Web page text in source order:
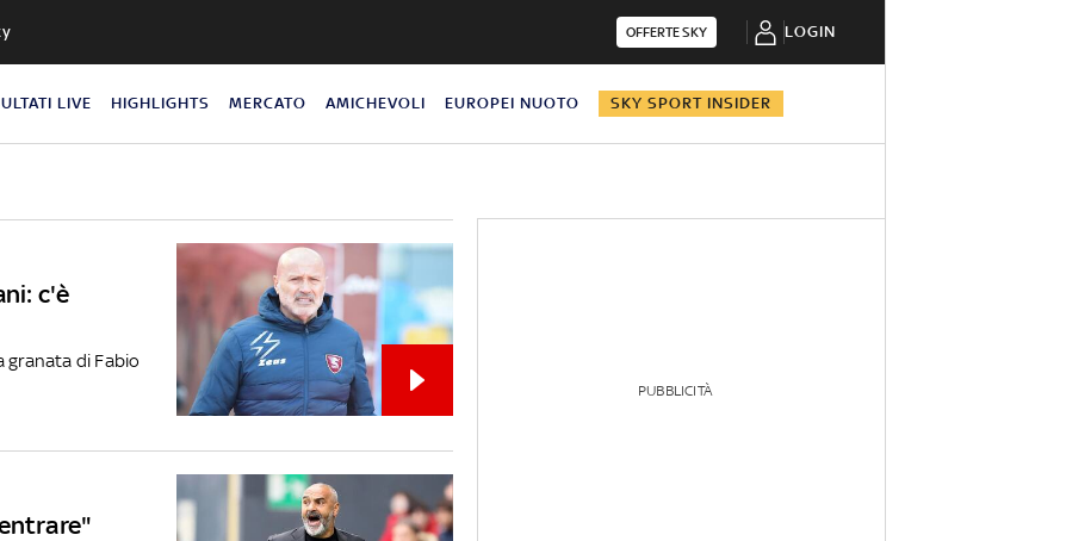
OFFERTE SKY LOGIN
LIVE HIGHLIGHTS MERCATO AMICHEVOLI EUROPEI NUOTO SKY SPORT INSIDER
c'è
granata di Fabio
PUBBLICITÀ